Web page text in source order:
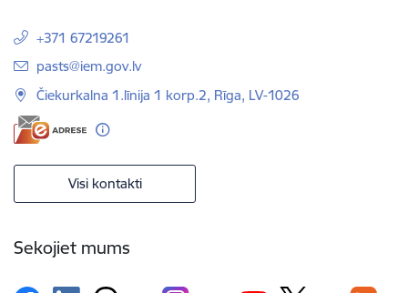
+371 67219261
E-pasts:
pasts@iem.gov.lv
Čiekurkalna 1.līnija 1 korp.2, Rīga, LV-1026
Visi kontakti
Sekojiet mums